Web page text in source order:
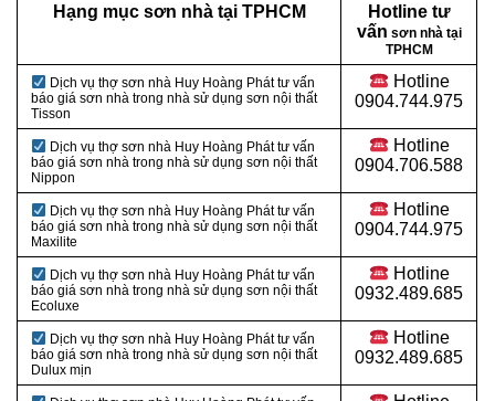
Hạng mục sơn nhà tại TPHCM
Hotline tư
vấn sơn nhà tại
TPHCM
Dịch vụ thợ sơn nhà Huy Hoàng Phát tư vấn
báo giá sơn nhà trong nhà sử dụng sơn nội thất
Tisson
Hotline
0904.744.975
Dịch vụ thợ sơn nhà Huy Hoàng Phát tư vấn
báo giá sơn nhà trong nhà sử dụng sơn nội thất
Nippon
Hotline
0904.706.588
Dịch vụ thợ sơn nhà Huy Hoàng Phát tư vấn
báo giá sơn nhà trong nhà sử dụng sơn nội thất
Maxilite
Hotline
0904.744.975
Dịch vụ thợ sơn nhà Huy Hoàng Phát tư vấn
báo giá sơn nhà trong nhà sử dụng sơn nội thất
Ecoluxe
Hotline
0932.489.685
Dịch vụ thợ sơn nhà Huy Hoàng Phát tư vấn
báo giá sơn nhà trong nhà sử dụng sơn nội thất
Dulux mịn
Hotline
0932.489.685